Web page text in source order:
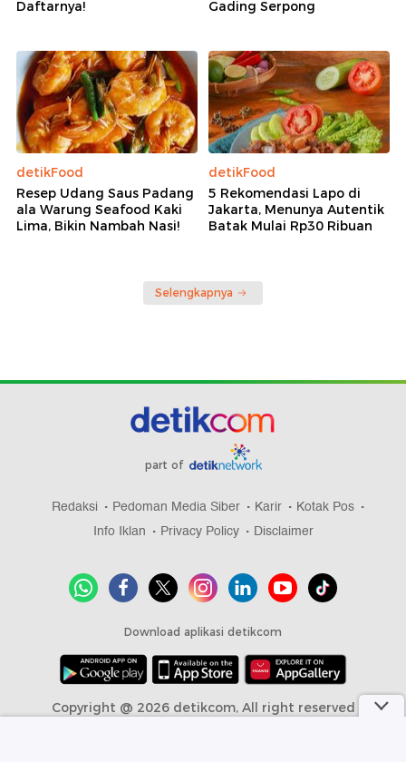
Daftarnya!
Gading Serpong
detikFood
Resep Udang Saus Padang
ala Warung Seafood Kaki
Lima, Bikin Nambah Nasi!
detikFood
5 Rekomendasi Lapo di
Jakarta, Menunya Autentik
Batak Mulai Rp30 Ribuan
Selengkapnya
part of
Redaksi Pedoman Media Siber Karir
Kotak Pos
Info Iklan
Privacy Policy Disclaimer
Download aplikasi detikcom
Copyright @ 2026 detikcom, All right reserved